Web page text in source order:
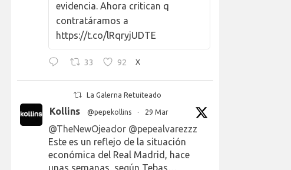
evidencia. Ahora critican q
contratáramos a
https://t.co/lRqryjUDTE
33 92 X
La Galerna Retuiteado
Kollins @pepekollins · 29 Mar
@TheNewOjeador @pepealvarezzz
Este es un reflejo de la situación
económica del Real Madrid, hace
unas semanas, según Tebas…